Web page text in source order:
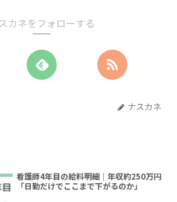
カネをフォローする
ナスカネ
看護師4年目の給料明細｜年収約250万円
「日勤だけでここまで下がるのか」